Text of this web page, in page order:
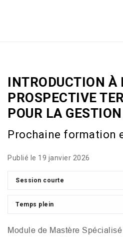
INTRODUCTION À
PROSPECTIVE
POUR LA
Prochaine formation
Publié le 19 janvier 2026
Session courte
Temps plein
Module de Mastère